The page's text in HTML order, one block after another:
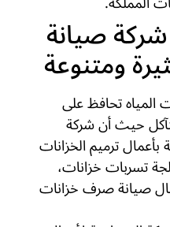
صيانة
ومتنوعة
تحافظ على
حيث أن شركة
ترميم الخزانات
تسربات خزانات،
صيانة صرف خزانات